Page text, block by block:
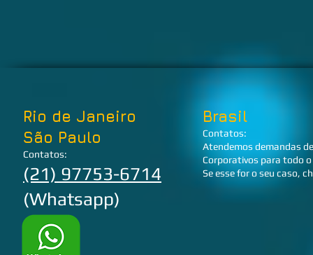
Rio de Janeiro
São Paulo
Contatos:
(21) 97753-6714
(Whatsapp)
Brasil
Contatos:
Atendemosdemandas
Corporativos para todo
Se esse for o seu caso,